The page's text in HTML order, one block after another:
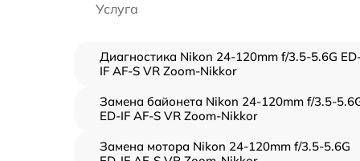
Услуга
Диагностика Nikon 24-120mm f/3.5-5.6G
IF AF-S VR Zoom-Nikkor
Замена байонета Nikon 24-120mm f/3.5-
ED-IF AF-S VR Zoom-Nikkor
Замена мотора Nikon 24-120mm f/3.5-5.6G